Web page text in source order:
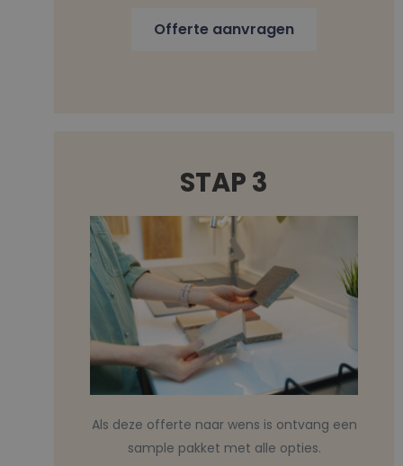
Offerte aanvragen
STAP 3
Als deze offerte naar wens is ontvang een
sample pakket met alle opties.